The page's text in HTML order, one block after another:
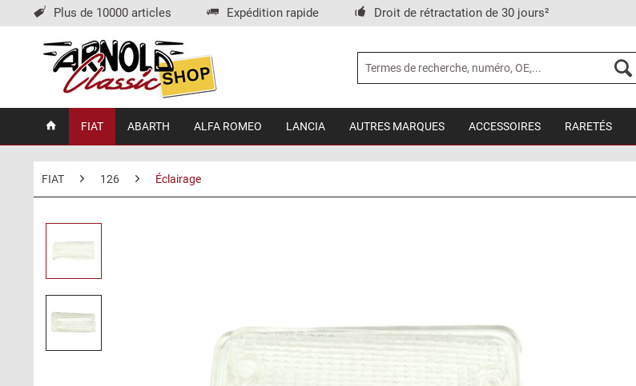
Plus de 10000 articles Expédition rapide Droit de rétractation de 30 jours²
FIAT ABARTH ALFA ROMEO LANCIA AUTRES MARQUES ACCESSOIRES RARETÉS
FIAT 126 Éclairage